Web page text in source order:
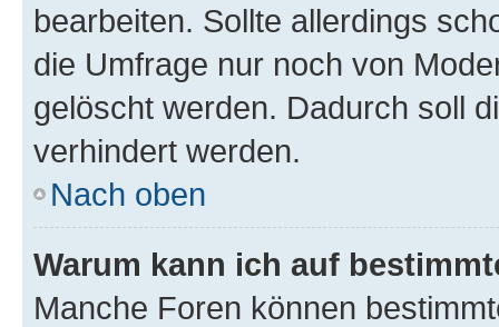
bearbeiten. Sollte allerdings
die Umfrage nur noch von
gelöscht werden. Dadurch soll
verhindert werden.
Nach oben
Warum kann ich auf
Manche Foren können